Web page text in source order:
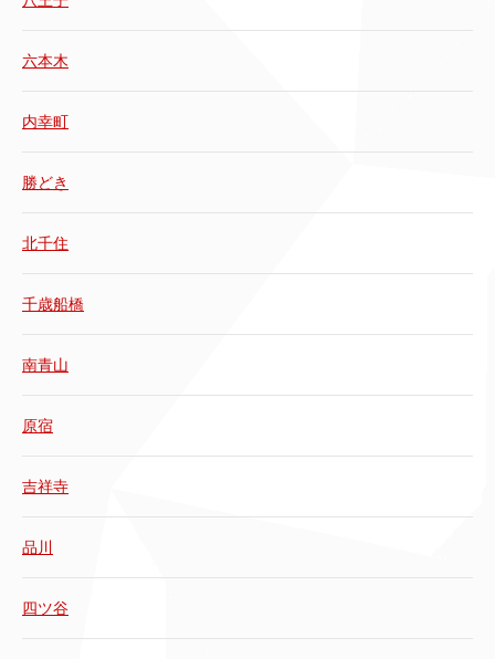
六本木
内幸町
勝どき
北千住
千歳船橋
南青山
原宿
吉祥寺
品川
四ツ谷